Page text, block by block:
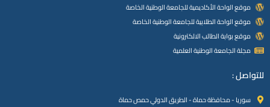
موقع الواحة الأكاديمية للجامعة الوطنية الخاصة
موقع الواحة الطلابية للجامعة الوطنية الخاصة
موقع بوابة الطالب الالكترونية
مجلة الجامعة الوطنية العلمية
للتواصل :
سوريا - محافظة حماة - الطريق الدولي حمص حماة